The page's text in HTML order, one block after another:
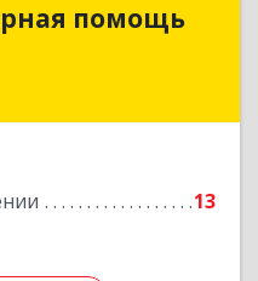
помощь
13
помощь
Подробнее